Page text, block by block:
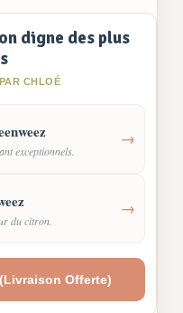
digne des plus
CHLOÉ
exceptionnels.
→
du citron.
→
Offerte)